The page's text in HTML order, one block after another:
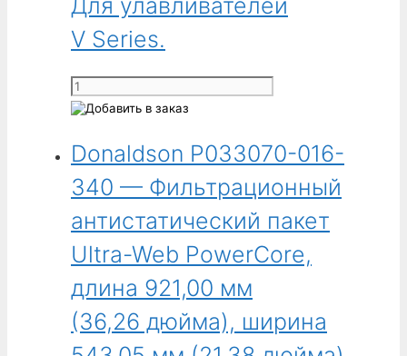
V Series.
Количество
товара
P033069-
340
-
Пакет
фильтров
PowerCore
из
материала
Ultra-
Donaldson P033070-016-
340 — Фильтрационный
антистатический пакет
Ultra-Web PowerCore,
длина 921,00 мм
(36,26 дюйма), ширина